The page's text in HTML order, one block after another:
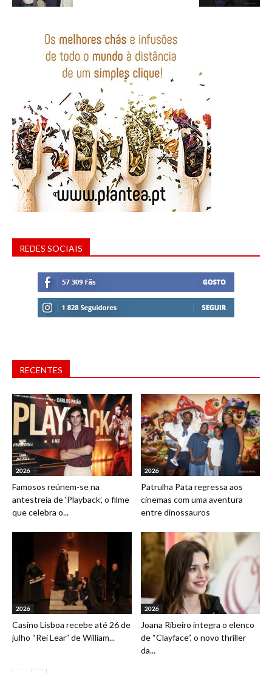
REDES SOCIAIS
RECENTES
2026
Famosos reúnem-se na
antestreia de ‘Playback’, o filme
que celebra o...
2026
Patrulha Pata regressa aos
cinemas com uma aventura
entre dinossauros
2026
Casino Lisboa recebe até 26 de
julho “Rei Lear” de William...
2026
Joana Ribeiro integra o elenco
de “Clayface”, o novo thriller
da...